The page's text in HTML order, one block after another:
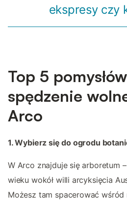
ekspresy czy
Top 5
spędzenie
Arco
1. Wybierz się do ogrodu
W Arco znajduje się arboretum
wieku wokół willi arcyksięcia
Możesz tam spacerować